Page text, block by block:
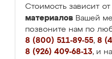
Стоимость зависит от
материалов Вашей
позвоните нам по
8 (800) 511-89-55, 8
8 (926) 409-68-13, и